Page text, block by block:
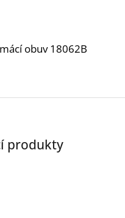
produkty
obuv 18062B